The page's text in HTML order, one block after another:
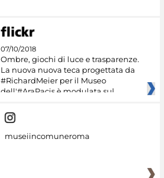
07/10/2018
Ombre, giochi di luce e trasparenze.
La nuova nuova teca progettata da
#RichardMeier per il Museo
dell'#AraPacis è modulata sul
museiincomuneroma